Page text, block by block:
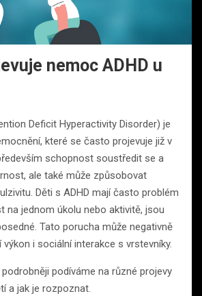
nemoc ADHD u
Deficit Hyperactivity Disorder) je
které se často projevuje již v
schopnost soustředit se a
ale také může způsobovat
Děti s ADHD mají často problém
na jednom úkolu nebo aktivitě, jsou
Tato porucha může negativně
i sociální interakce s vrstevníky.
podíváme na různé projevy
a jak je rozpoznat.